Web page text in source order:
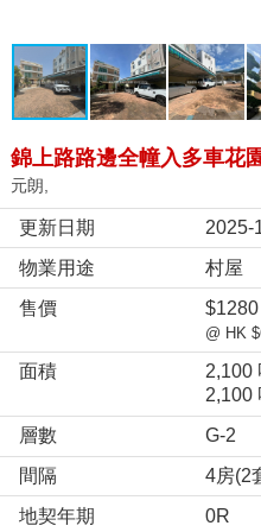
錦上路路邊全幢入多車花
元朗,
更新日期
2025-
物業用途
村屋
售價
@ HK
面積 2,100
2,100
層數
G-2
間隔
4房(2
地契年期
0R